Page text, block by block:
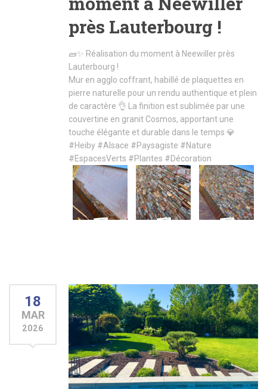
près Lauterbourg !
🧱✨ Réalisation du moment à Neewiller près
Lauterbourg !
Mur en agglo coffrant, habillé de plaquettes en
pierre naturelle pour un rendu authentique et plein
de caractère 👌 La finition est sublimée par une
couvertine en granit Cosmos, apportant une
touche élégante et durable dans le temps 💎
#Heiby #Alsace #Paysagiste #Nature
#EspacesVerts #Plantes #Décoration
18
MAR
2026